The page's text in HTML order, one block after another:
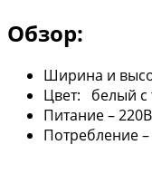
Обзор:
Ширина и
Цвет: белый с
Питание –
Потребление –